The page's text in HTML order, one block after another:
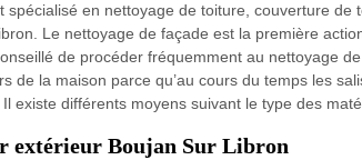
spécialisé en nettoyage de toiture, couverture
Le nettoyage de façade est la première
de procéder fréquemment au nettoyage
de la maison parce qu’au cours du temps les
existe différents moyens suivant le type des
extérieur Boujan Sur Libron